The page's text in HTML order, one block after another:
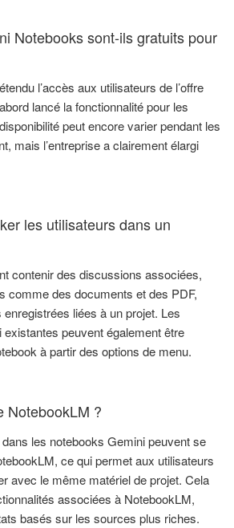
Notebooks sont-ils gratuits pour
l’accès aux utilisateurs de l’offre
lancé la fonctionnalité pour les
peut encore varier pendant les
mais l’entreprise a clairement élargi
les utilisateurs dans un
contenir des discussions associées,
comme des documents et des PDF,
liées à un projet. Les
peuvent également être
à partir des options de menu.
NotebookLM ?
les notebooks Gemini peuvent se
ce qui permet aux utilisateurs
avec le même matériel de projet. Cela
associées à NotebookLM,
basés sur les sources plus riches.